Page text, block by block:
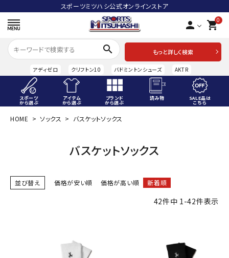
スポーツミツハシ公式オンラインストア
person 0
shopping_cart
search
もっと詳しく検索
アディゼロ クリフトン10 バドミントンシューズ AKTR
スポーツ
から選ぶ
アイテム
から選ぶ
ブランド
から選ぶ
読み物 SALE品は
こちら
ACCOUNT MENU
person 会員登録
スポーツから選ぶ
HOME ソックス バスケットソックス
バスケットソックス
並び替え 価格が安い順 価格が高い順 新着順
42件中 1-42件表示